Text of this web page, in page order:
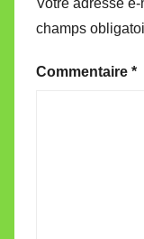
champs
Commentaire *